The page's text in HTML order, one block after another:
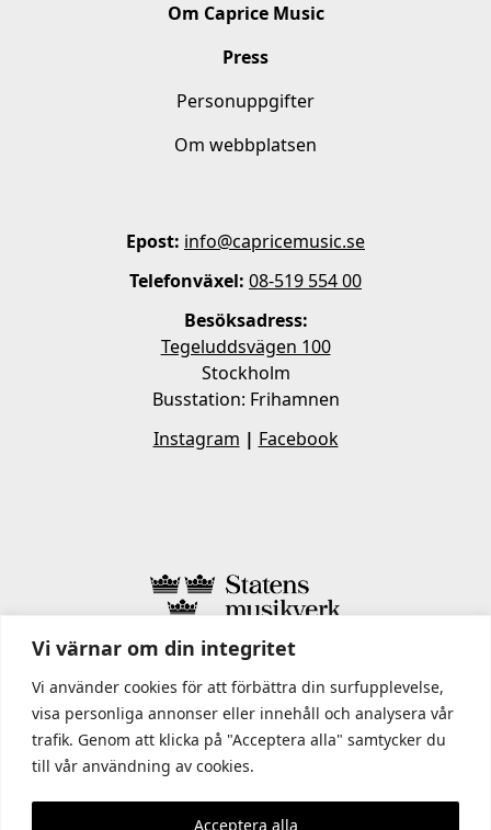
Vi värnar om din integritet
Vi använder cookies för att förbättra din surfupplevelse,
visa personliga annonser eller innehåll och analysera vår
trafik. Genom att klicka på "Acceptera alla" samtycker du
till vår användning av cookies.
Acceptera alla
Om Caprice Music
Press
Personuppgifter
Om webbplatsen
Epost: info@capricemusic.se
Telefonväxel: 08-519 554 00
Besöksadress:
Tegeluddsvägen 100
Stockholm
Busstation: Frihamnen
Instagram | Facebook
I STATENS MUSIKVERK INGÅR